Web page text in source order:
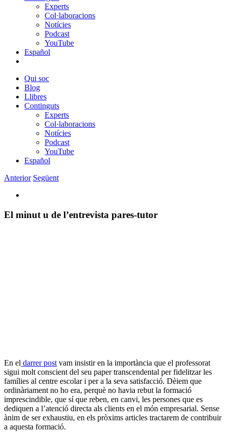
Experts
Col·laboracions
Notícies
Podcast
YouTube
Español
Qui soc
Blog
Llibres
Continguts
Experts
Col·laboracions
Notícies
Podcast
YouTube
Español
Anterior Següent
Image
El minut u de l’entrevista pares-tutor
En el darrer postvam insistir en la importància que el professorat
sigui molt conscient del seu paper transcendental per fidelitzar les
famílies al centre escolar i per a la seva satisfacció. Dèiem que
ordinàriament no ho era, perquè no havia rebut la formació
imprescindible, que sí que reben, en canvi, les persones que es
dediquen a l’atenció directa als clients en el món empresarial. Sense
ànim de ser exhaustiu, en els pròxims articles tractarem de contribuir
a aquesta formació.